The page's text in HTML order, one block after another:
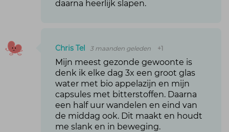
daarna heerlijk slapen.
Chris Tel 3 maanden geleden +1
Mijn meest gezonde gewoonte is
denk ik elke dag 3x een groot glas
water met bio appelazijn en mijn
capsules met bitterstoffen. Daarna
een half uur wandelen en eind van
de middag ook. Dit maakt en houdt
me slank en in beweging.